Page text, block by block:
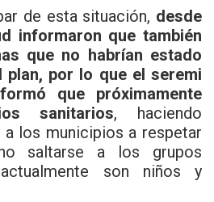
de esta situación, desde
informaron que también
que no habrían estado
plan, por lo que el seremi
que próximamente
sanitarios, haciendo
a los municipios a respetar
saltarse a los grupos
son niños y